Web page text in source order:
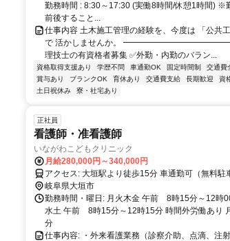
勤務時間 : 8:30～17:30 (実働8時間/休憩1時間) ※
前後すること...
仕事内容 土木施工管理の経験を、今度は 「公共
で 活かしませんか。
理技士の有資格者募集 ✅外勤・内勤のバラン...
資格取得支援あり 学歴不問 車通勤OK 固定時間制 交通費
賞与あり
ブランクOK 育休あり 交通費支給 長期歓迎 資
土日祝休み
寮・社宅あり
正社員
看護師・准看護師
いながわこどもクリニック
月給280,000円～340,000円
アクセス: 大垣駅より徒歩15分 車通勤可
岐阜県大垣市
勤務時間・曜日: 月火木金 午前 8時15分～12
水土 午前 8時15分～12時15分 時間外労働あり
分
仕事内容: ・外来看護業務（診察介助、点滴、注